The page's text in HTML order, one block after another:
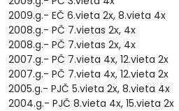
2009.g.- EČ 6.vieta 2x, 8.vieta 4x
2008.g.- PČ 7.vietas 2x, 4x
2008.g.- PČ 7.vietas 2x, 4x
2007.g.- PČ 7.vieta 4x, 12.vieta 2x
2007.g.- PČ 7.vieta 4x, 12.vieta 2x
2005.g.- PJČ 5.vieta 2x, 8.vieta 4x
2004.g.- PJČ 8.vieta 4x, 15.vieta 2x